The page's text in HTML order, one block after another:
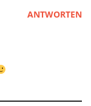
ANTWORTEN